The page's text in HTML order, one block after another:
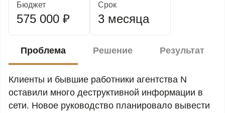
Бюджет
575 000 ₽
Срок
3 месяца
Проблема Решение Результат
Клиенты и бывшие работники агентства N
оставили много деструктивной информации в
сети. Новое руководство планировало вывести